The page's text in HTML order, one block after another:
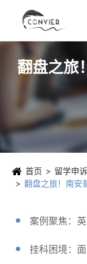
翻盘之旅
首页 留学申
翻盘之旅！南安
案例聚焦：
挂科困境：